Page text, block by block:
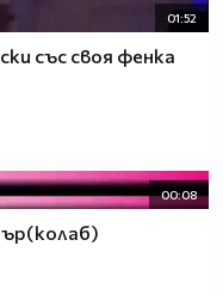
01:52
със своя фенка
00:08